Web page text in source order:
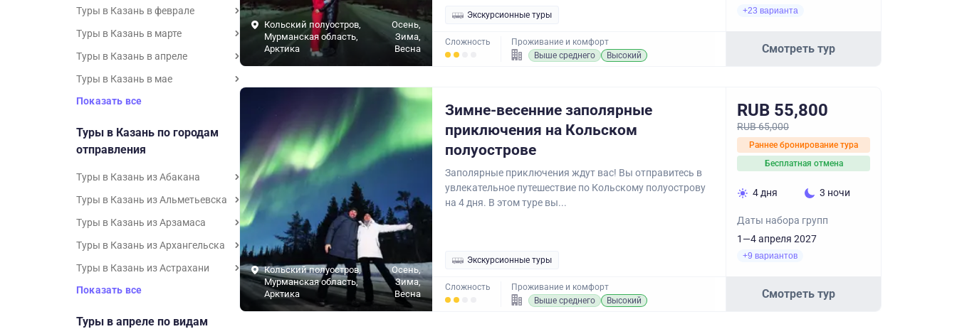
Туры в Казань в феврале
Туры в Казань в марте
Туры в Казань в апреле
Туры в Казань в мае
Показать все
Туры в Казань по городам
отправления
Туры в Казань из Абакана
Туры в Казань из Альметьевска
Туры в Казань из Арзамаса
Туры в Казань из Архангельска
Туры в Казань из Астрахани
Показать все
Туры в апреле по видам
Кольский полуостров,
Мурманская область,
Арктика
Осень,
Зима,
Весна
Экскурсионные туры
Сложность
Проживание и комфорт
Выше среднего
Высокий
+23 варианта
Смотреть тур
Кольский полуостров,
Мурманская область,
Арктика
Осень,
Зима,
Весна
Зимне-весенние заполярные
приключения на Кольском
полуострове
Заполярные приключения ждут вас! Вы отправитесь в
увлекательное путешествие по Кольскому полуострову
на 4 дня. В этом туре вы...
Экскурсионные туры
Сложность
Проживание и комфорт
Выше среднего
Высокий
RUB 55,800
RUB 65,000
Раннее бронирование тура
Бесплатная отмена
4 дня 3 ночи
Даты набора групп
1—4 апреля 2027
+9 вариантов
Смотреть тур